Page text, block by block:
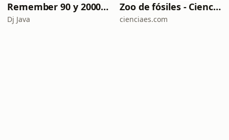
Remember 90 y 2000 en PLAY WITH ME by Dj Java
Dj Java
Zoo de fósiles - Cienciaes.com
cienciaes.com